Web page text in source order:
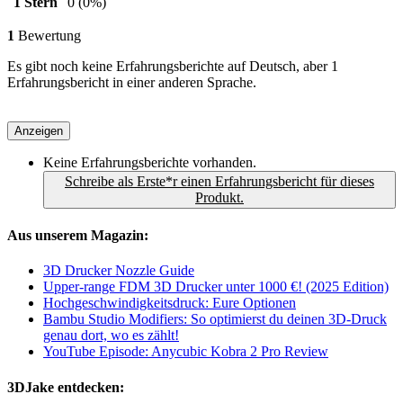
1 Bewertung
Es gibt noch keine Erfahrungsberichte auf Deutsch, aber 1
Erfahrungsbericht in einer anderen Sprache.
Anzeigen
Keine Erfahrungsberichte vorhanden.
Schreibe als Erste*r einen Erfahrungsbericht für dieses
Produkt.
Aus unserem Magazin:
3D Drucker Nozzle Guide
Upper-range FDM 3D Drucker unter 1000 €! (2025 Edition)
Hochgeschwindigkeitsdruck: Eure Optionen
Bambu Studio Modifiers: So optimierst du deinen 3D-Druck
genau dort, wo es zählt!
YouTube Episode: Anycubic Kobra 2 Pro Review
3DJake entdecken: